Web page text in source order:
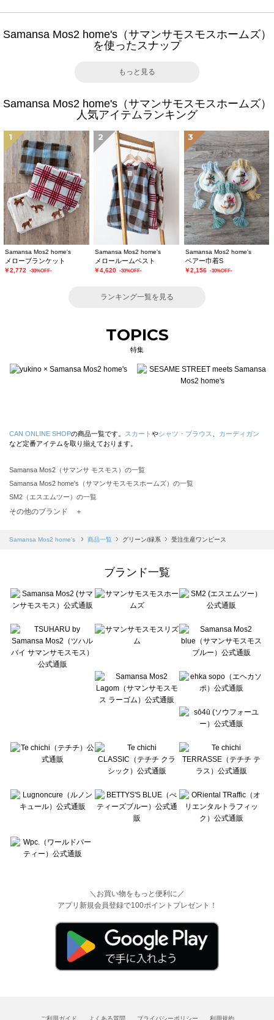
Samansa Mos2 home's（サマンサモスモスホームズ）
を使ったスナップ
もっと見る
Samansa Mos2 home's（サマンサモスモスホームズ）
人気アイテムランキング
1
Samansa Mos2 home's
メローブランケット
￥2,772 -30%OFF-
2
Samansa Mos2 home's
メロールームベスト
￥4,620 -30%OFF-
3
Samansa Mos2 home's
ベアー巾着S
￥2,156 -30%OFF-
ランキング一覧を見る
TOPICS
特集
CAN ONLINE SHOPの商品一覧です。 スカート やシャツ・ブラウス
カーディガン
など定番アイテムを取り揃えております。
Samansa Mos2（サマンサ モスモス）の一覧
Samansa Mos2 home's（サマンサモスモスホームズ）の一覧
SM2（エスエムツー）の一覧
TSUHARU by Samansa Mos2（ツハルバイサマンサモスモス）の一覧
Samansa Mos2 blue（サマンサモスモス ブルー）の一覧
Te chichi（テチチ）の一覧
Te chichi CLASSIC（テチチ クラシック）の一覧
Lugnoncure（ルノンキュール）の一覧
BETTY'S BLUE（べティーズブルー）の一覧
Wpc.（ワールドパーティー）の一覧
その他のブランド ＋
Samansa Mos2 home's 商品一覧 グリーン/緑系 受注生産ワンピース
ブランド一覧
＼お買い物をもっと便利に／
アプリ新規会員登録で100ポイントプレゼント！
ご利用ガイド よくある質問 プライバシーポリシー 利用規約